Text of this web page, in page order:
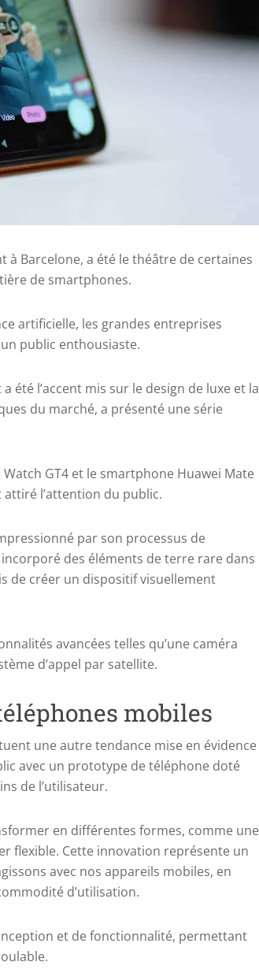
à Barcelone, a été le théâtre de certaines
de smartphones.
artificielle, les grandes entreprises
public enthousiaste.
été l’accent mis sur le design de luxe et la
du marché, a présenté une série
GT4 et le smartphone Huawei Mate
l’attention du public.
par son processus de
des éléments de terre rare dans
de créer un dispositif visuellement
avancées telles qu’une caméra
d’appel par satellite.
mobiles
une autre tendance mise en évidence
avec un prototype de téléphone doté
de l’utilisateur.
en différentes formes, comme une
flexible. Cette innovation représente un
avec nos appareils mobiles, en
d’utilisation.
et de fonctionnalité, permettant